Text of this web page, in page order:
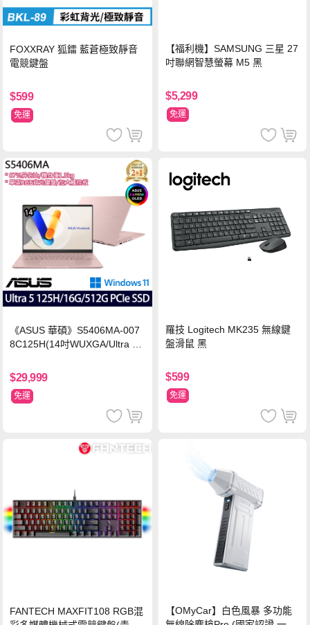
FOXXRAY 狐鐳 藍蒼極致靜音
電競鍵盤
$599
免運
【福利機】SAMSUNG 三星 27
吋聯網智慧螢幕 M5 黑
$5,299
免運
《ASUS 華碩》S5406MA-007
8C125H(14吋WUXGA/Ultra 5
n11/二年保)
$29,999
免運
羅技 Logitech MK235 無線鍵
盤滑鼠 黑
$599
免運
FANTECH MAXFIT108 RGB混
【OMyCar】白色風暴 多功能